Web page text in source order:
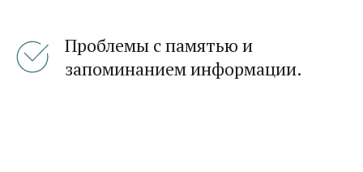
Проблемы с памятью и
запоминанием информации.